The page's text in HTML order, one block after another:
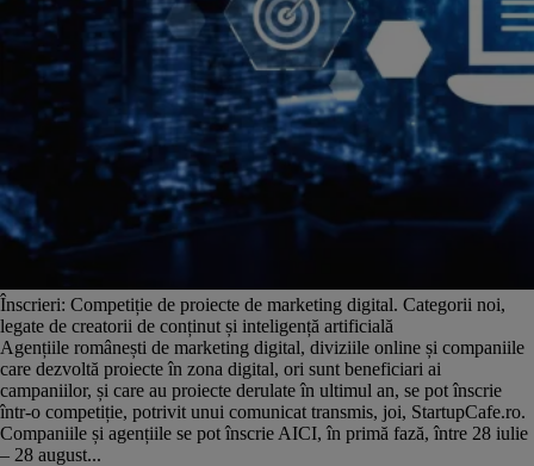
Înscrieri: Competiție de proiecte de marketing digital. Categorii noi,
legate de creatorii de conținut și inteligență artificială
Agențiile românești de marketing digital, diviziile online și companiile
care dezvoltă proiecte în zona digital, ori sunt beneficiari ai
campaniilor, și care au proiecte derulate în ultimul an, se pot înscrie
într-o competiție, potrivit unui comunicat transmis, joi, StartupCafe.ro.
Companiile și agențiile se pot înscrie AICI, în primă fază, între 28 iulie
– 28 august...